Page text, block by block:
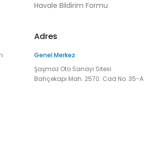
Havale Bildirim Formu
Adres
Genel Merkez
Şaşmaz Oto Sanayi Sitesi
Bahçekapı Mah. 2570. Cad No: 35-A